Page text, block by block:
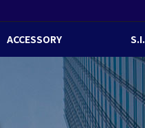
ACCESSORY S.I.